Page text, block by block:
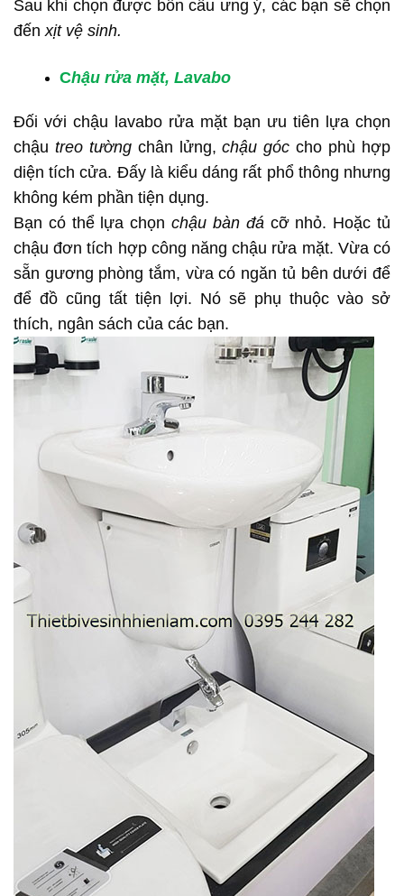
Sau khi chọn được bồn cầu ưng ý, các bạn sẽ chọn
đến xịt vệ sinh.
Chậu rửa mặt, Lavabo
Đối với chậu lavabo rửa mặt bạn ưu tiên lựa chọn
chậu treo tườngchân lửng,chậu góc cho phù hợp
diện tích cửa. Đấy là kiểu dáng rất phổ thông nhưng
không kém phần tiện dụng.
Bạn có thể lựa chọnchậu bàn đá cỡ nhỏ. Hoặc tủ
chậu đơn tích hợp công năng chậu rửa mặt. Vừa có
sẵn gương phòng tắm, vừa có ngăn tủ bên dưới để
để đồ cũng tất tiện lợi. Nó sẽ phụ thuộc vào sở
thích, ngân sách của các bạn.